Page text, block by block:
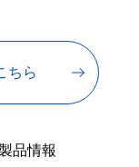
ちら
品情報